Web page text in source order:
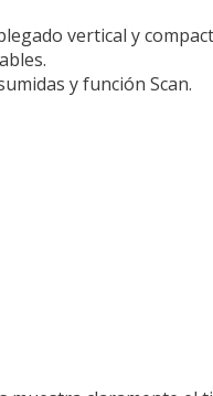
vertical y
y función Scan.